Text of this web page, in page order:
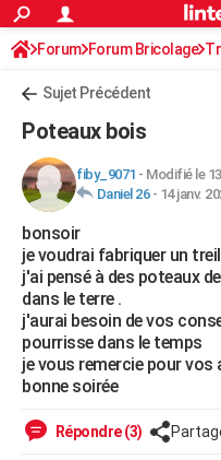
ACTUALITÉS
Politique
Société
Faits Divers
Education
Monde
Villes
+
FINANCE
Retraite
Impôts
Epargne
Immobilier
Risques naturels par ville
Banque
Assurance
Crédit
AUTO
Essais
Réserver un essai
Citadines
Berlines
SUV
Forum auto
+HIGH-TECH
Mobiles
Meilleur smartphone
Internet
Ordinateurs
Jeux vidéo
Guide high-tech
+BRICOLAGE
Forum
Aménagement intérieur
Extérieur
Cuisine
Salle de bains
Jardinage
Rangement
WEEK-END
Guides de France
Escapades
Patrimoine
Expositions
Musées
Week-end nature
+LIFESTYLE
Art de vivre
Bien-être
Loisirs
Mode
Modes de vie
SANTE
Forum Forum Bricolage
Sujet Précédent
Poteaux bois
fiby_9071 - Modifié le
Daniel 26- 14 janv.
bonsoir
je voudrai fabriquer un
j'ai pensé à des poteaux
dans le terre .
j'aurai besoin de vos
pourrisse dans le temps
je vous remercie pour vos
bonne soirée
Répondre (3)